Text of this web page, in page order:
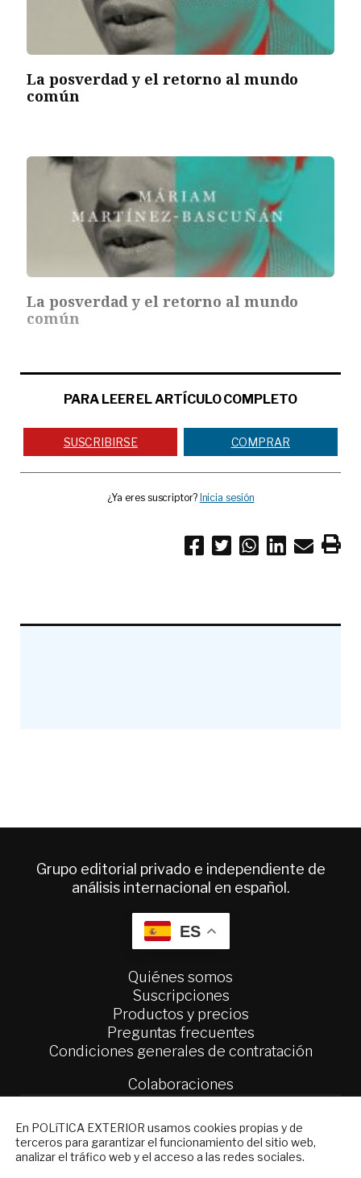
La posverdad y el retorno al mundo
común
La posverdad y el retorno al mundo
común
PARA LEER EL ARTÍCULO COMPLETO
SUSCRIBIRSE COMPRAR
¿Ya eres suscriptor? Inicia sesión
Grupo editorial privado e independiente de
análisis internacional en español.
ES
Quiénes somos
Suscripciones
Productos y precios
Preguntas frecuentes
Condiciones generales de contratación
Colaboraciones
Política Exterior
En POLíTICA EXTERIOR usamos cookies propias y de
terceros para garantizar el funcionamiento del sitio web,
analizar el tráfico web y el acceso a las redes sociales.
NEWSLETTER
Suscríbase a nuestro boletín electrónico y
reciba en su correo el mejor análisis